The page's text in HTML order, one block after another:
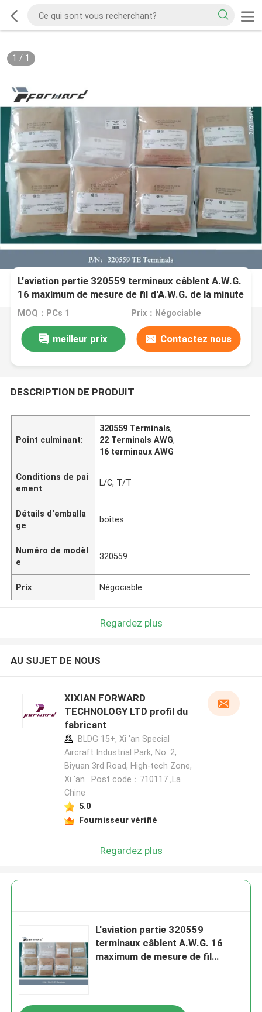
1 / 1
L'aviation partie 320559 terminaux câblent A.W.G.
16 maximum de mesure de fil d'A.W.G. de la minute
22 de mesure
MOQ：PCs 1 Prix：Négociable
meilleur prix Contactez nous
DESCRIPTION DE PRODUIT
Point culminant:
320559 Terminals,
22 Terminals AWG,
16 terminaux AWG
Conditions de pai
ement
L/C, T/T
Détails d'emballa
ge
boîtes
Numéro de modèl
e
320559
Prix Négociable
Regardez plus
AU SUJET DE NOUS
XIXIAN FORWARD
TECHNOLOGY LTD profil du
fabricant
BLDG 15+, Xi 'an Special
Aircraft Industrial Park, No. 2,
Biyuan 3rd Road, High-tech Zone,
Xi 'an . Post code：710117 ,La
Chine
5.0
Fournisseur vérifié
Regardez plus
L'aviation partie 320559
terminaux câblent A.W.G. 16
maximum de mesure de fil